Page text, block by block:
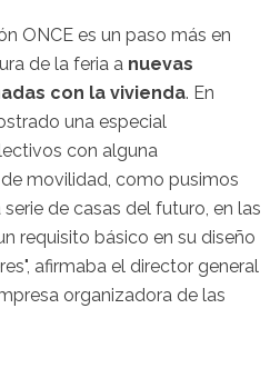
ONCE es un paso más en
de la feria a nuevas
con la vivienda. En
una especial
con alguna
movilidad, como pusimos
de casas del futuro, en las
requisito básico en su diseño
afirmaba el director general
organizadora de las